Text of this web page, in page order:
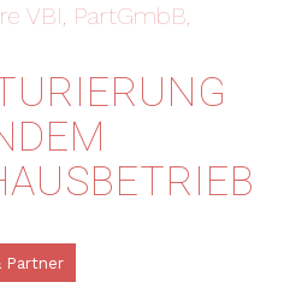
VBI, PartGmbB,
Partner